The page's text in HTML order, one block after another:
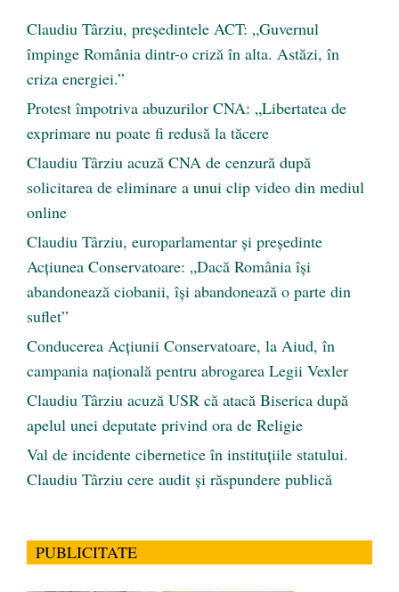
Claudiu Târziu, președintele ACT: „Guvernul
împinge România dintr-o criză în alta. Astăzi, în
criza energiei.”
Protest împotriva abuzurilor CNA: „Libertatea de
exprimare nu poate fi redusă la tăcere
Claudiu Târziu acuză CNA de cenzură după
solicitarea de eliminare a unui clip video din mediul
online
Claudiu Târziu, europarlamentar și președinte
Acțiunea Conservatoare: „Dacă România își
abandonează ciobanii, își abandonează o parte din
suflet”
Conducerea Acțiunii Conservatoare, la Aiud, în
campania națională pentru abrogarea Legii Vexler
Claudiu Târziu acuză USR că atacă Biserica după
apelul unei deputate privind ora de Religie
Val de incidente cibernetice în instituțiile statului.
Claudiu Târziu cere audit și răspundere publică
PUBLICITATE